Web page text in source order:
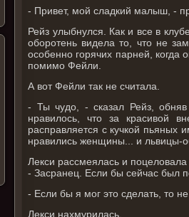
- Привет, мой сладкий малыш, -
Рейз улыбнулся. Как и все в
оборотень видела то, что не
особенно горячих парней, когда
помимо Фейли.
А вот Фейли так не считала.
- Ты чудо, - сказал Рейз, обняв
нравилось, что за красивой
расправляется с кучкой
нравились женщины... и львицы-
Лекси рассмеялась и поцеловала
- Засранец. Если бы сейчас был
- Если бы я мог это сделать, то
Лекси нахмурилась.